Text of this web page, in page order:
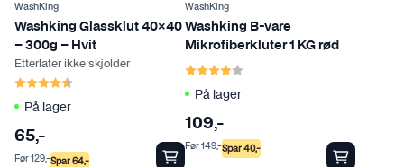
t
i
v
e
k
a
WashKing
Washking Glassklut 40×40
– 300g – Hvit
Etterlater ikke skjolder
Karakter:
På lager
65,-
Spar64,-
Før129,-
WashKing
Washking B-vare
Mikrofiberkluter 1 KG rød
Karakter:
På lager
109,-
Spar40,-
Før149,-